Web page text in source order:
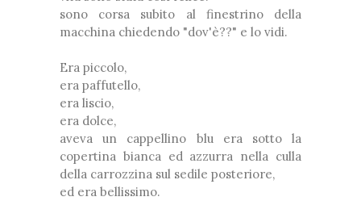
sono corsa subito al finestrino della
macchina chiedendo "dov'è??" e lo vidi.
Era piccolo,
era paffutello,
era liscio,
era dolce,
aveva un cappellino blu era sotto la
copertina bianca ed azzurra nella culla
della carrozzina sul sedile posteriore,
ed era bellissimo.